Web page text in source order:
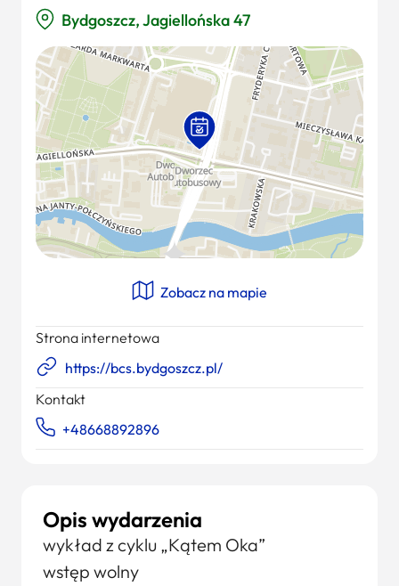
Opis wydarzenia
wykład z cyklu „Kątem Oka”
wstęp wolny
Bydgoszcz, Jagiellońska 47
Zobacz na mapie
Strona internetowa
https://bcs.bydgoszcz.pl/
Kontakt
+48668892896